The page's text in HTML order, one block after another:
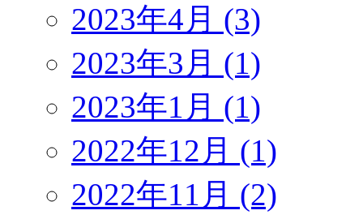
2023年4月 (3)
2023年3月 (1)
2023年1月 (1)
2022年12月 (1)
2022年11月 (2)